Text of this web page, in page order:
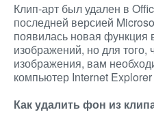
Клип-арт был удален в
последней версией
появилась новая функция
изображений, но для того,
изображения, вам
компьютер Internet Explorer
Как удалить фон из